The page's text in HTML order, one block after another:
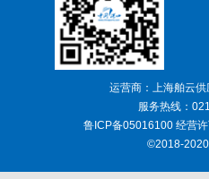
运营商：上海舶云供
服务热线：
鲁ICP备05016100 经营
©2018-